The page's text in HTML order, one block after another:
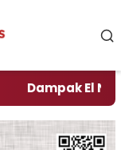
Dampak El Nino,